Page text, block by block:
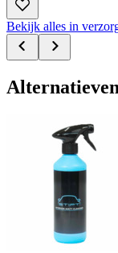
Bekijk alles in
Alternatieven